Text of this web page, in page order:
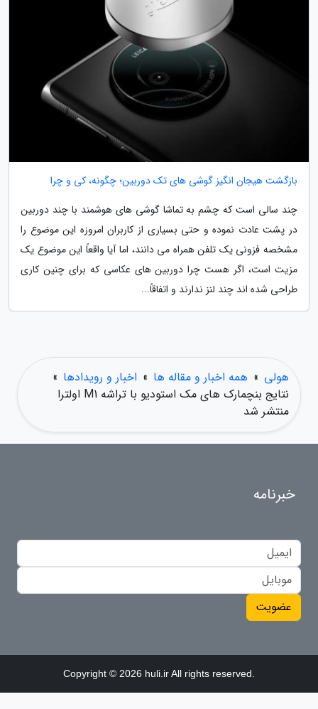
بازگشت هیجان انگیز گوشی های تک دوربین؛ چگونه، کی و چرا
چند سالی است که چشم به تماشا گوشی های هوشمند با چند دوربین
در پشت عادت نموده و حتی بسیاری از کاربران امروزه این موضوع را
مشخصه فزونی یک تلفن همراه می دانند، اما آیا واقعاً این موضوع یک
مزیت است، اگر هست چرا دوربین های عکاسی که برای چنین کاری
طراحی شده اند چند لنز ندارند و اتفاقاً...
هولی » همه اخبار و مقاله ها » اخبار و رویدادها »
نتایج بنچمارک های مک استودیو با تراشه M1 اولترا
منتشر شد
خبرنامه
عضویت
Copyright © 2026 huli.ir All rights reserved.